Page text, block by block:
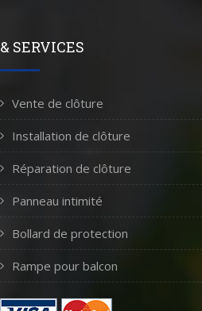
& SERVICES
Vente de clôture
Installation de clôture
Réparation de clôture
Panneau intimité
Bollard de protection
Rampe pour balcon